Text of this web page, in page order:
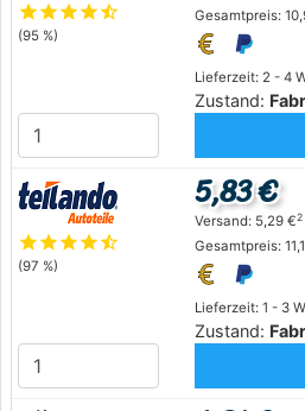
starstarstarstarstar_half
(95 %)
Lieferzeit: 2 - 4
Zustand:
Gesamtpreis:
starstarstarstarstar_half
(97 %)
Lieferzeit: 1 - 3
Zustand:
5,83 €
Versand: 5,29 €2
Gesamtpreis: